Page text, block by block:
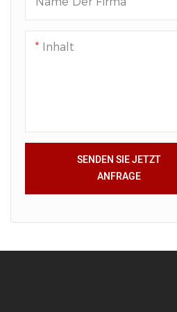
Inhalt
SENDEN SIE JETZT
ANFRAGE